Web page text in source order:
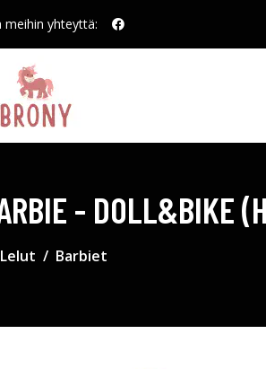
meihin yhteyttä:
- DOLL&BIKE
Lelut Barbiet